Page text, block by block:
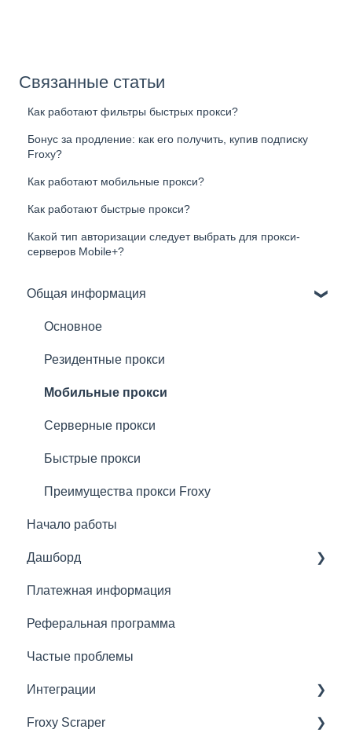
Связанные статьи
Как работают фильтры быстрых прокси?
Бонус за продление: как его получить, купив подписку
Froxy?
Как работают мобильные прокси?
Как работают быстрые прокси?
Какой тип авторизации следует выбрать для прокси-
серверов Mobile+?
Общая информация
Основное
Резидентные прокси
Мобильные прокси
Серверные прокси
Быстрые прокси
Преимущества прокси Froxy
Начало работы
Дашборд
Основное
Что можно сделать с подпиской
Рекомендации по подключению прокси
Платежная информация
Реферальная программа
Частые проблемы
Интеграции
Сторонние скраперы
Froxy Scraper